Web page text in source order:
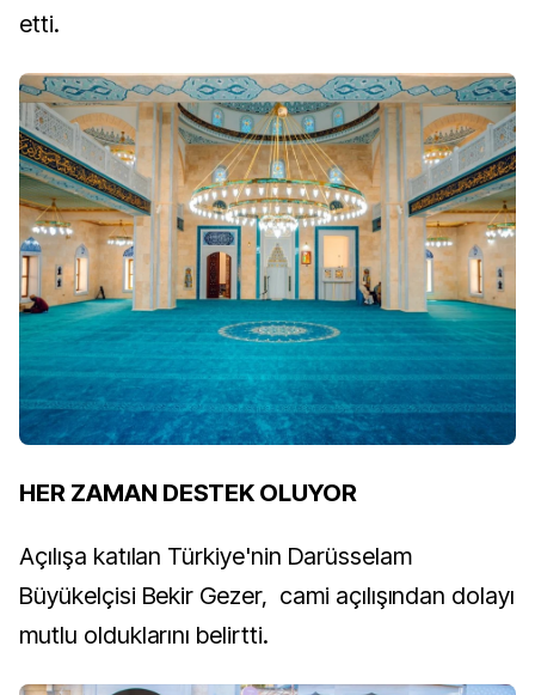
etti.
HER ZAMAN DESTEK OLUYOR
Açılışa katılan Türkiye'nin Darüsselam
Büyükelçisi Bekir Gezer, cami açılışından dolayı
mutlu olduklarını belirtti.